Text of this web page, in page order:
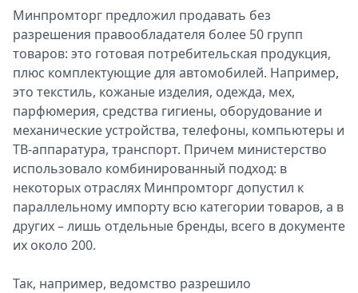
Metro
Стримы
Спецпроекты
Звезды
Выборы
2026
Скачай
Metro
Минпромторг предложил продавать без
разрешения правообладателя более 50 групп
товаров: это готовая потребительская продукция,
плюс комплектующие для автомобилей. Например,
это текстиль, кожаные изделия, одежда, мех,
парфюмерия, средства гигиены, оборудование и
механические устройства, телефоны, компьютеры и
ТВ-аппаратура, транспорт. Причем министерство
использовало комбинированный подход: в
некоторых отраслях Минпромторг допустил к
параллельному импорту всю категории товаров, а в
других – лишь отдельные бренды, всего в документе
их около 200.
Так, например, ведомство разрешило